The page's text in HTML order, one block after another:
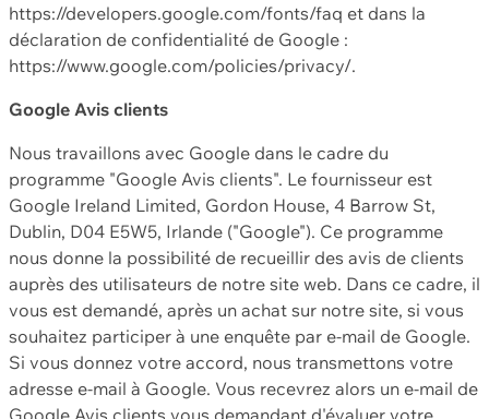
https://developers.google.com/fonts/faq et dans la
déclaration de confidentialité de Google :
https://www.google.com/policies/privacy/.
Google Avis clients
Nous travaillons avec Google dans le cadre du
programme "Google Avis clients". Le fournisseur est
Google Ireland Limited, Gordon House, 4 Barrow St,
Dublin, D04 E5W5, Irlande ("Google"). Ce programme
nous donne la possibilité de recueillir des avis de clients
auprès des utilisateurs de notre site web. Dans ce cadre, il
vous est demandé, après un achat sur notre site, si vous
souhaitez participer à une enquête par e-mail de Google.
Si vous donnez votre accord, nous transmettons votre
adresse e-mail à Google. Vous recevrez alors un e-mail de